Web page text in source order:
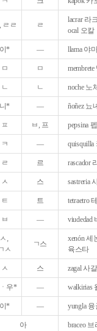
ㄹㄹ ㄹ
lacrar 라
ocal 오칼
이* ― llama 야
ㅁ ㅁ
ㄴ ㄴ noche 노
니* ― ñoñez 뇨
ㅍ ㅂ, 프 pepsina
ㅋ ―
ㄹ 르 rascador
ㅅ 스 sastreria
ㅌ 트 tetraetro
ㅂ ― viudedad
ㅅ,
ㅅ
ㄱ스
xenón 세
육스타
ㅅ 스 zagal 사
우* ― walkirias
이* ― yungla
아 braceo